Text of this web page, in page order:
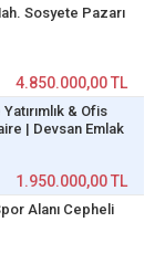
Sosyete Pazarı
4.850.000,00 TL
& Ofis
| Devsan Emlak
1.950.000,00 TL
Alanı Cepheli